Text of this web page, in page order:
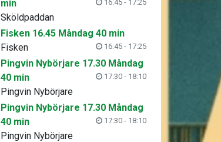
min
16:45 - 17:25
Sköldpaddan
Fisken 16.45 Måndag 40 min
16:45 - 17:25
Fisken
Pingvin Nybörjare 17.30 Måndag
40 min
17:30 - 18:10
Pingvin Nybörjare
Pingvin Nybörjare 17.30 Måndag
40 min
17:30 - 18:10
Pingvin Nybörjare